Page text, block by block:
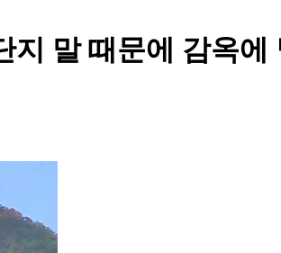
지 말 때문에 감옥